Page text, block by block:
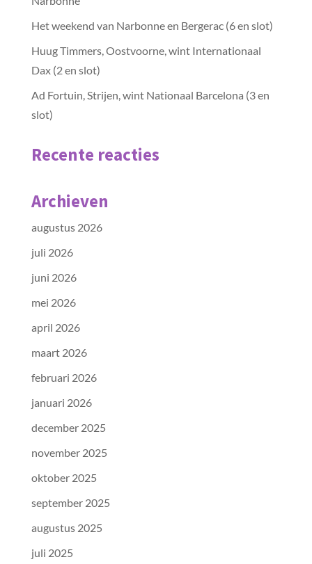
Het weekend van Narbonne en Bergerac (6 en slot)
Huug Timmers, Oostvoorne, wint Internationaal
Dax (2 en slot)
Ad Fortuin, Strijen, wint Nationaal Barcelona (3 en
slot)
Recente reacties
Archieven
augustus 2026
juli 2026
juni 2026
mei 2026
april 2026
maart 2026
februari 2026
januari 2026
december 2025
november 2025
oktober 2025
september 2025
augustus 2025
juli 2025